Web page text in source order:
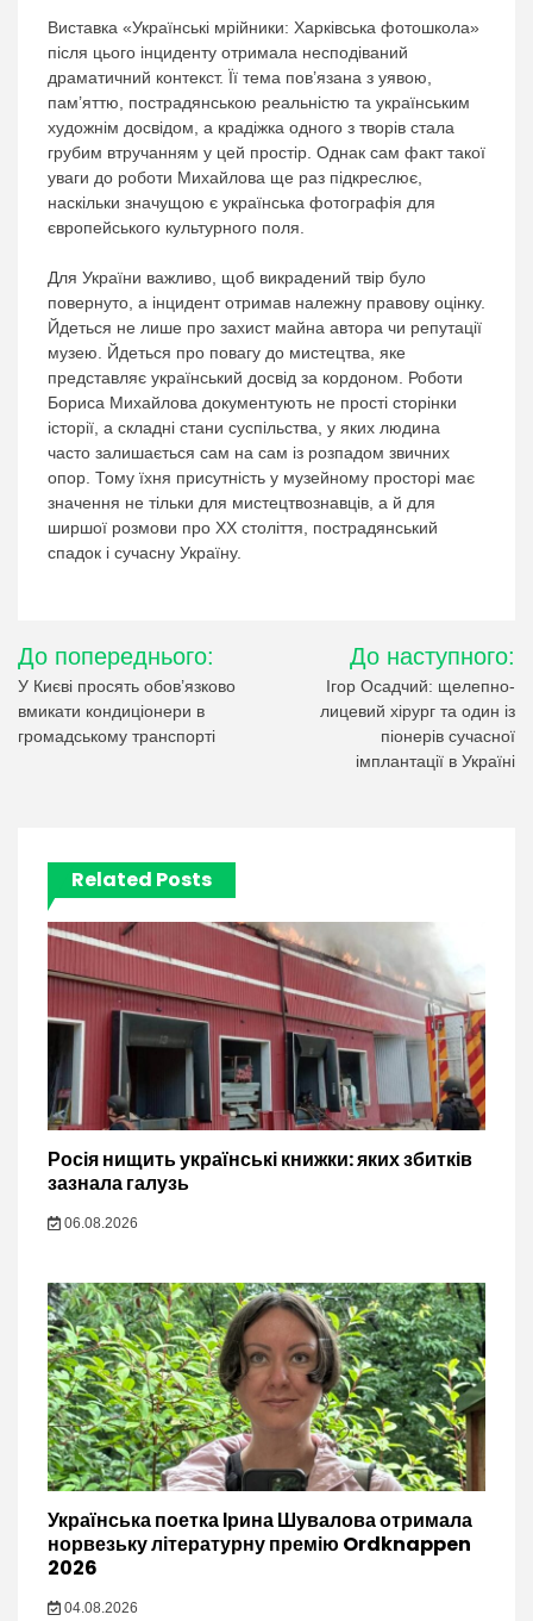
Виставка «Українські мрійники: Харківська фотошкола»
після цього інциденту отримала несподіваний
драматичний контекст. Її тема пов’язана з уявою,
пам’яттю, пострадянською реальністю та українським
художнім досвідом, а крадіжка одного з творів стала
грубим втручанням у цей простір. Однак сам факт такої
уваги до роботи Михайлова ще раз підкреслює,
наскільки значущою є українська фотографія для
європейського культурного поля.
Для України важливо, щоб викрадений твір було
повернуто, а інцидент отримав належну правову оцінку.
Йдеться не лише про захист майна автора чи репутації
музею. Йдеться про повагу до мистецтва, яке
представляє український досвід за кордоном. Роботи
Бориса Михайлова документують не прості сторінки
історії, а складні стани суспільства, у яких людина
часто залишається сам на сам із розпадом звичних
опор. Тому їхня присутність у музейному просторі має
значення не тільки для мистецтвознавців, а й для
ширшої розмови про ХХ століття, пострадянський
спадок і сучасну Україну.
Навігація
записів
До попереднього:
У Києві просять обов’язково
вмикати кондиціонери в
громадському транспорті
До наступного:
Ігор Осадчий: щелепно-
лицевий хірург та один із
піонерів сучасної
імплантації в Україні
Related Posts
Росія нищить українські книжки: яких збитків
зазнала галузь
06.08.2026
Українська поетка Ірина Шувалова отримала
норвезьку літературну премію Ordknappen
2026
04.08.2026